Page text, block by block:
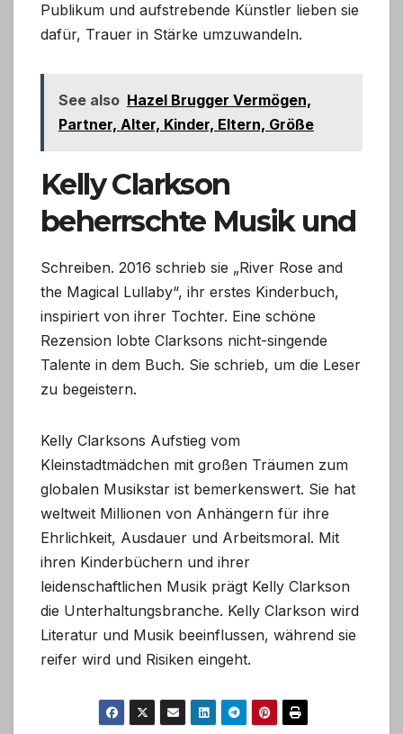
Publikum und aufstrebende Künstler lieben sie
dafür, Trauer in Stärke umzuwandeln.
See also Hazel Brugger Vermögen,
Partner, Alter, Kinder, Eltern, Größe
Kelly Clarkson
beherrschte Musik und
Schreiben. 2016 schrieb sie „River Rose and
the Magical Lullaby“, ihr erstes Kinderbuch,
inspiriert von ihrer Tochter. Eine schöne
Rezension lobte Clarksons nicht-singende
Talente in dem Buch. Sie schrieb, um die Leser
zu begeistern.
Kelly Clarksons Aufstieg vom
Kleinstadtmädchen mit großen Träumen zum
globalen Musikstar ist bemerkenswert. Sie hat
weltweit Millionen von Anhängern für ihre
Ehrlichkeit, Ausdauer und Arbeitsmoral. Mit
ihren Kinderbüchern und ihrer
leidenschaftlichen Musik prägt Kelly Clarkson
die Unterhaltungsbranche. Kelly Clarkson wird
Literatur und Musik beeinflussen, während sie
reifer wird und Risiken eingeht.